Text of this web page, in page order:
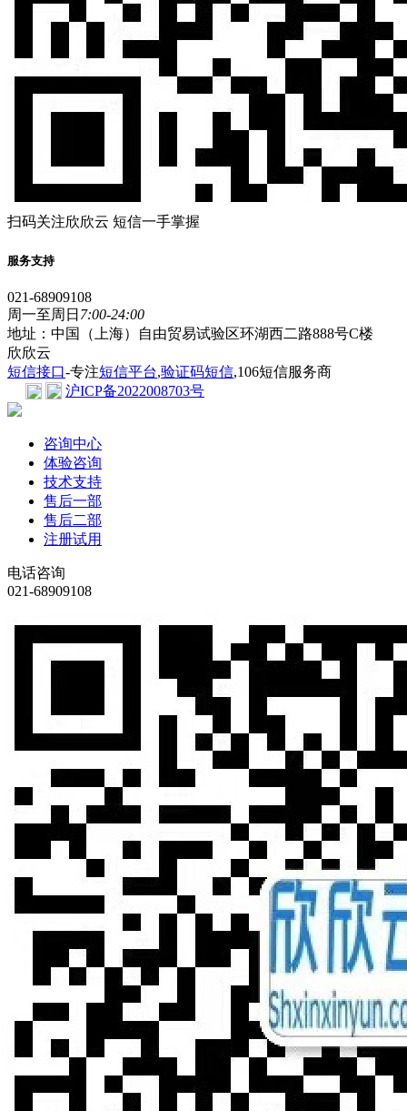
扫码关注欣欣云 短信一手掌握
服务支持
021-68909108
周一至周日 7:00-24:00
地址：中国（上海）自由贸易试验区环湖西二路888号C楼
欣欣云
短信接口-专注短信平台,验证码短信,106短信服务商
沪ICP备2022008703号
咨询中心
体验咨询
技术支持
售后一部
售后二部
注册试用
电话咨询
021-68909108